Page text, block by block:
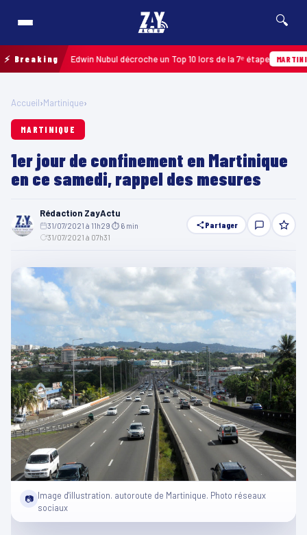
🔍
⚡ Breaking
2026 : Edwin Nubul décroche un Top 10 lors de la 7ᵉ étape MARTINIQUE
Accueil›Martinique›
MARTINIQUE
1er jour de confinement en Martinique
en ce samedi, rappel des mesures
Rédaction ZayActu
31/07/2021 à 11h29 ⏱ 6 min
31/07/2021 à 07h31
Partager
📷 Image d'illustration. autoroute de Martinique. Photo réseaux
sociaux